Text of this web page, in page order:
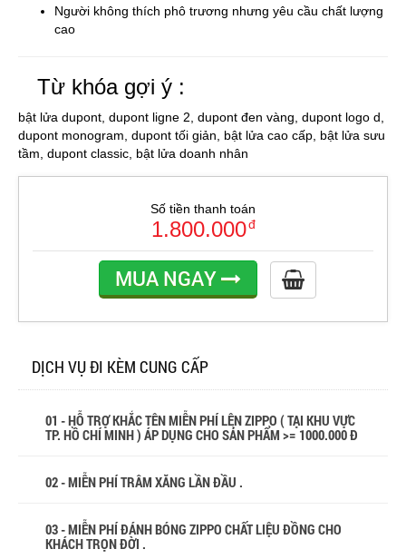
Người không thích phô trương nhưng yêu cầu chất lượng
cao
Từ khóa gợi ý :
bật lửa dupont, dupont ligne 2, dupont đen vàng, dupont logo d,
dupont monogram, dupont tối giản, bật lửa cao cấp, bật lửa sưu
tầm, dupont classic, bật lửa doanh nhân
Số tiền thanh toán
1.800.000đ
MUA NGAY
DỊCH VỤ ĐI KÈM CUNG CẤP
01 - HỖ TRỢ KHẮC TÊN MIỄN PHÍ LÊN ZIPPO ( TẠI KHU VỰC
TP. HỒ CHÍ MINH ) ÁP DỤNG CHO SẢN PHẨM >= 1000.000 Đ
02 - MIỄN PHÍ TRÂM XĂNG LẦN ĐẦU .
03 - MIỄN PHÍ ĐÁNH BÓNG ZIPPO CHẤT LIỆU ĐỒNG CHO
KHÁCH TRỌN ĐỜI .